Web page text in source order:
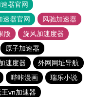
器官网
速器官网
风驰加速器
版
旋风加速度器
原子加速器
速度器
外网网址导航
哔咔漫画
瑞乐小说
王vn加速器